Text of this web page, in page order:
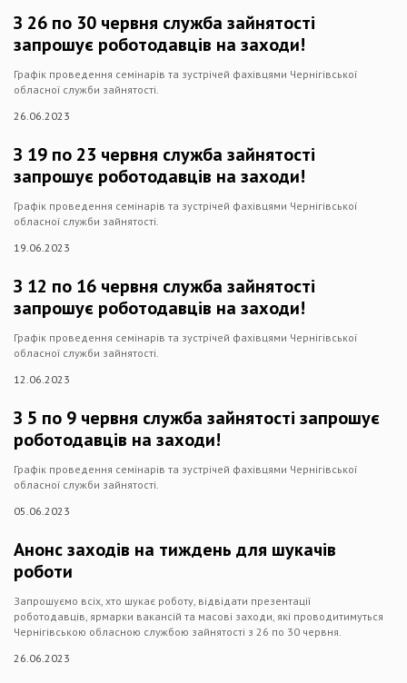
З 26 по 30 червня служба зайнятості
запрошує роботодавців на заходи!
Графік проведення семінарів та зустрічей фахівцями Чернігівської
обласної служби зайнятості.
26.06.2023
З 19 по 23 червня служба зайнятості
запрошує роботодавців на заходи!
Графік проведення семінарів та зустрічей фахівцями Чернігівської
обласної служби зайнятості.
19.06.2023
З 12 по 16 червня служба зайнятості
запрошує роботодавців на заходи!
Графік проведення семінарів та зустрічей фахівцями Чернігівської
обласної служби зайнятості.
12.06.2023
З 5 по 9 червня служба зайнятості запрошує
роботодавців на заходи!
Графік проведення семінарів та зустрічей фахівцями Чернігівської
обласної служби зайнятості.
05.06.2023
Анонс заходів на тиждень для шукачів
роботи
Запрошуємо всіх, хто шукає роботу, відвідати презентації
роботодавців, ярмарки вакансій та масові заходи, які проводитимуться
Чернігівською обласною службою зайнятості з 26 по 30 червня.
26.06.2023